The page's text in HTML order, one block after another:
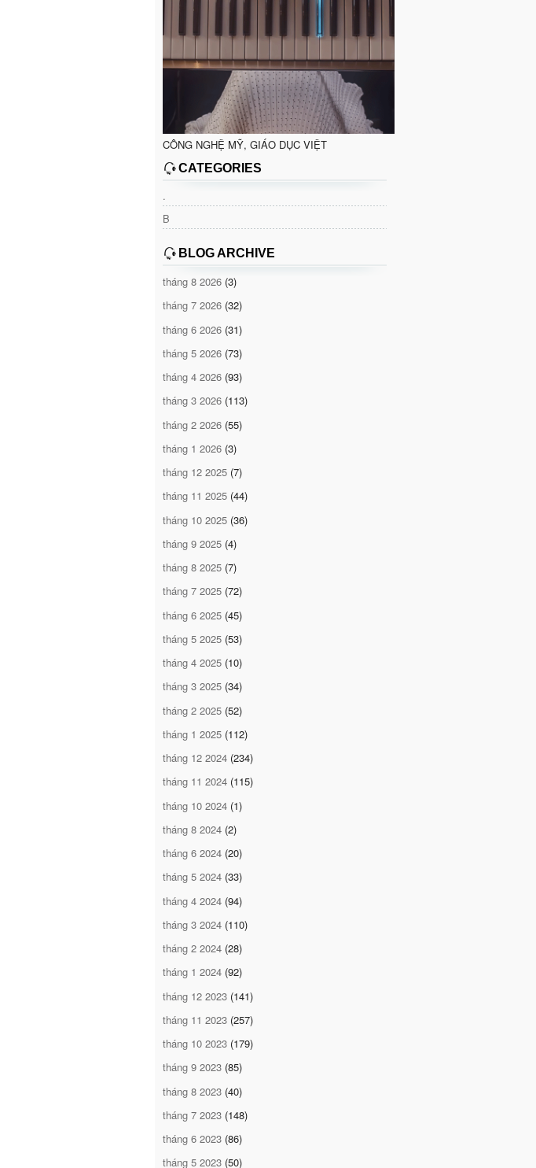
CÔNG NGHỆ MỸ, GIÁO DỤC VIỆT
CATEGORIES
.
B
BLOG ARCHIVE
tháng 8 2026 (3)
tháng 7 2026 (32)
tháng 6 2026 (31)
tháng 5 2026 (73)
tháng 4 2026 (93)
tháng 3 2026 (113)
tháng 2 2026 (55)
tháng 1 2026 (3)
tháng 12 2025 (7)
tháng 11 2025 (44)
tháng 10 2025 (36)
tháng 9 2025 (4)
tháng 8 2025 (7)
tháng 7 2025 (72)
tháng 6 2025 (45)
tháng 5 2025 (53)
tháng 4 2025 (10)
tháng 3 2025 (34)
tháng 2 2025 (52)
tháng 1 2025 (112)
tháng 12 2024 (234)
tháng 11 2024 (115)
tháng 10 2024 (1)
tháng 8 2024 (2)
tháng 6 2024 (20)
tháng 5 2024 (33)
tháng 4 2024 (94)
tháng 3 2024 (110)
tháng 2 2024 (28)
tháng 1 2024 (92)
tháng 12 2023 (141)
tháng 11 2023 (257)
tháng 10 2023 (179)
tháng 9 2023 (85)
tháng 8 2023 (40)
tháng 7 2023 (148)
tháng 6 2023 (86)
tháng 5 2023 (50)